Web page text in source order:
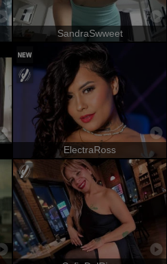
SandraSwweet
ElectraRoss